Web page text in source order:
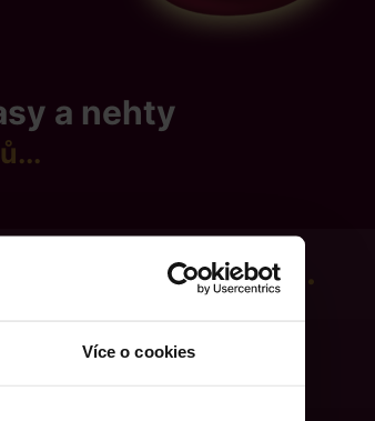
Více o cookies
a nehty
výsledek...